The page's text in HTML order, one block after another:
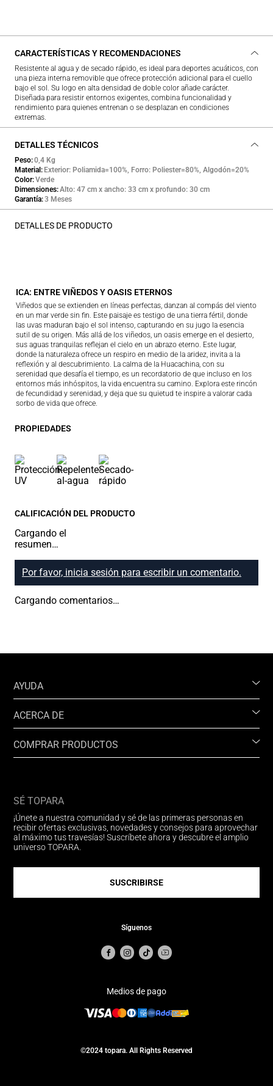
CARACTERÍSTICAS Y RECOMENDACIONES
Resistente al agua y de secado rápido, es ideal para deportes acuáticos, con
una pieza interna removible que ofrece protección adicional para el cuello
bajo el sol. Su logo en alta densidad de doble color añade carácter.
Diseñada para resistir entornos exigentes, combina funcionalidad y
rendimiento para quienes entrenan o se desplazan en condiciones
extremas.
DETALLES TÉCNICOS
Peso 0,4 Kg
Material
Exterior: Poliamida=100%, Forro: Poliester=80%, Algodón=20%
Color Verde
Dimensiones Alto: 47 cm x ancho: 33 cm x profundo: 30 cm
Garantía 3 Meses
DETALLES DE PRODUCTO
ICA: ENTRE VIÑEDOS Y OASIS ETERNOS
Viñedos que se extienden en líneas perfectas, danzan al compás del viento
en un mar verde sin fin. Este paisaje es testigo de una tierra fértil, donde
las uvas maduran bajo el sol intenso, capturando en su jugo la esencia
sutil de su origen. Más allá de los viñedos, un oasis emerge en el desierto,
sus aguas tranquilas reflejan el cielo en un abrazo eterno. Este lugar,
donde la naturaleza ofrece un respiro en medio de la aridez, invita a la
reflexión y al descubrimiento. La calma de la Huacachina, con su
serenidad que desafía el tiempo, es un recordatorio de que incluso en los
entornos más inhóspitos, la vida encuentra su camino. Explora este rincón
de fecundidad y serenidad, y deja que su quietud te inspire a valorar cada
sorbo de vida que ofrece.
PROPIEDADES
CALIFICACIÓN DEL PRODUCTO
Cargando el
resumen…
Por favor, inicia sesión para escribir un comentario.
Cargando comentarios…
AYUDA
ACERCA DE
COMPRAR PRODUCTOS
SÉ TOPARA
¡Únete a nuestra comunidad y sé de las primeras personas en
recibir ofertas exclusivas, novedades y consejos para aprovechar
al máximo tus travesías! Suscríbete ahora y descubre el amplio
universo TOPARA.
SUSCRIBIRSE
Síguenos
Medios de pago
©2024 topara. All Rights Reserved